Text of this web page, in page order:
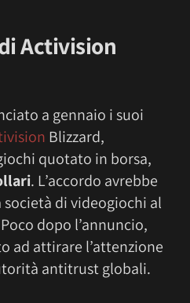
Activision
a gennaio i suoi
Blizzard,
quotato in borsa,
. L’accordo avrebbe
di videogiochi al
dopo l’annuncio,
ad attirare l’attenzione
antitrust globali.